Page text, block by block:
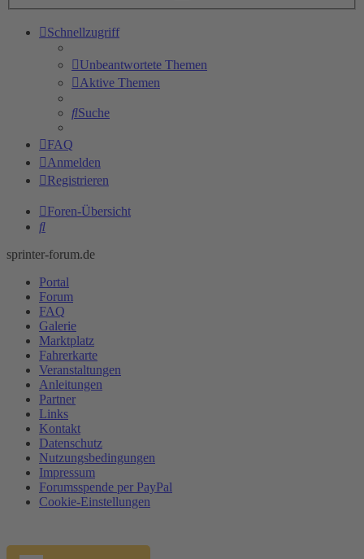
Schnellzugriff
Unbeantwortete Themen
Aktive Themen
Suche
FAQ
Anmelden
Registrieren
Foren-Übersicht
Suche
sprinter-forum.de
Portal
Forum
FAQ
Galerie
Marktplatz
Fahrerkarte
Veranstaltungen
Anleitungen
Partner
Links
Kontakt
Datenschutz
Nutzungsbedingungen
Impressum
Forumsspende per PayPal
Cookie-Einstellungen